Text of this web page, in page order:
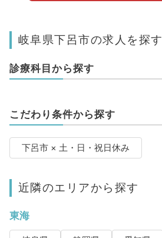
岐阜県下呂市の求人を探す
診療科目から探す
こだわり条件から探す
下呂市 × 土・日・祝日休み
近隣のエリアから探す
東海